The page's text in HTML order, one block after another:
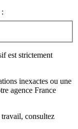
est strictement
inexactes ou une
agence France
, consultez